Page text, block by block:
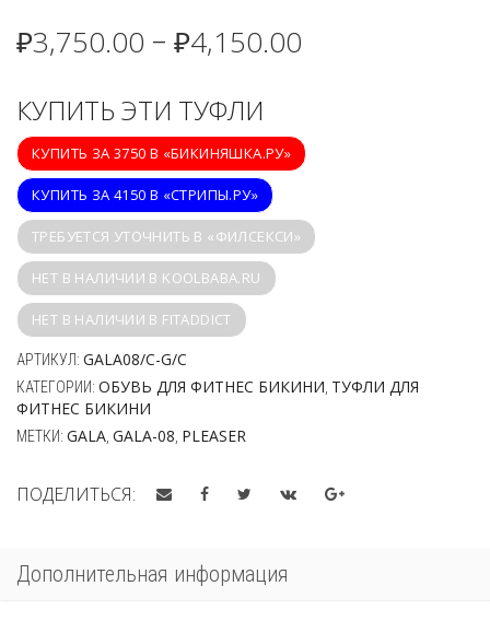
₽3,750.00 – ₽4,150.00
КУПИТЬ ЭТИ ТУФЛИ
КУПИТЬ ЗА 3750 В «БИКИНЯШКА.РУ»
КУПИТЬ ЗА 4150 В «СТРИПЫ.РУ»
ТРЕБУЕТСЯ УТОЧНИТЬ В «ФИЛСЕКСИ»
НЕТ В НАЛИЧИИ В KOOLBABA.RU
НЕТ В НАЛИЧИИ В FITADDICT
АРТИКУЛ: GALA08/C-G/C
КАТЕГОРИИ: ОБУВЬ ДЛЯ ФИТНЕС БИКИНИ ТУФЛИ ДЛЯ
ФИТНЕС БИКИНИ
МЕТКИ: GALA GALA-08 PLEASER
ПОДЕЛИТЬСЯ:
Дополнительная информация